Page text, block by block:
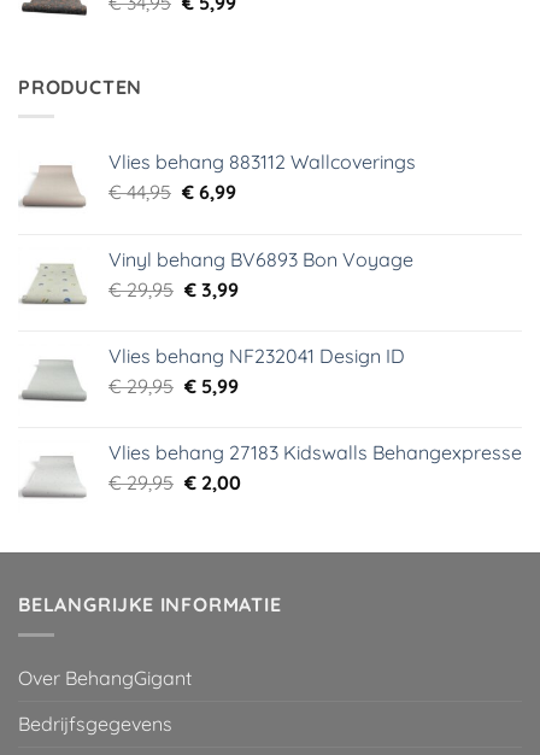
PRODUCTEN
Vlies behang 883112 Wallcoverings
€44,95 Oorspronkelijke
€ 44,95.
€6,99Huidige
€ 6,99.
Vinyl behang BV6893 Bon Voyage
€29,95 Oorspronkelijke
€ 29,95.
€3,99Huidige
€ 3,99.
Vlies behang NF232041 Design ID
€29,95 Oorspronkelijke
€ 29,95.
€5,99Huidige
€ 5,99.
Vlies behang 27183 Kidswalls Behangexpresse
€29,95 Oorspronkelijke
€ 29,95.
€2,00Huidige
€ 2,00.
BELANGRIJKE INFORMATIE
Over BehangGigant
Bedrijfsgegevens